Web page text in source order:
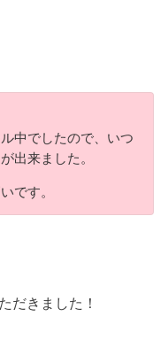
中でしたので、いつ
出来ました。
です。
だきました！